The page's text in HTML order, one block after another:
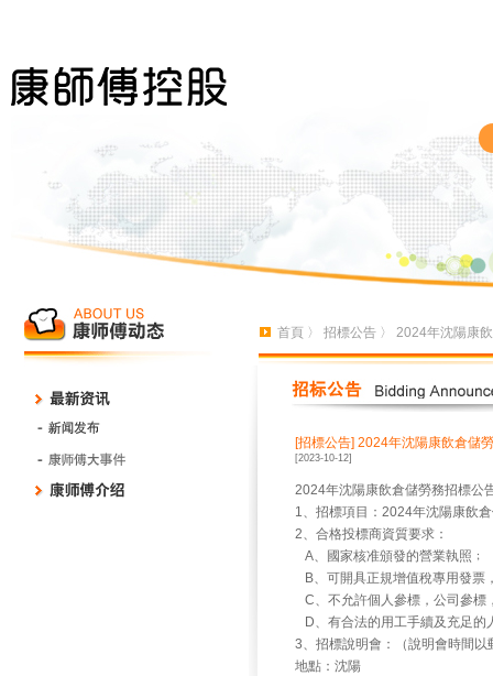
首頁 〉 招標公告 〉 2024年沈陽康
[招標公告] 2024年沈陽康飲倉儲
[2023-10-12]
2024年沈陽康飲倉儲勞務招標公
1、招標項目：2024年沈陽康飲
2、合格投標商資質要求：
A、國家核准頒發的營業執照﹔
B、可開具正規增值稅專用發票
C、不允許個人參標，公司參標
D、有合法的用工手續及充足的
3、招標說明會：（說明會時間以
地點：沈陽